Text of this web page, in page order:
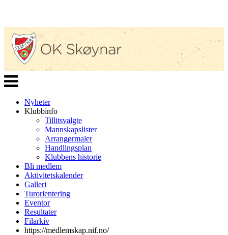
Veksle
navigasjon
Nyheter
Klubbinfo
Tillitsvalgte
Mannskapslister
Arrangørmaler
Handlingsplan
Klubbens historie
Bli medlem
Aktivitetskalender
Galleri
Turorientering
Eventor
Resultater
Filarkiv
https://medlemskap.nif.no/